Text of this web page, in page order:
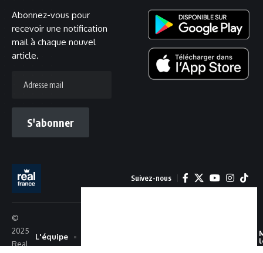
Abonnez-vous pour
recevoir une notification
mail à chaque nouvel
article.
mail
S'abonner
Suivez-nous
©
2025
Real
L'équipe